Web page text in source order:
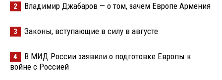
2 Владимир Джабаров — о том, зачем Европе Армения
3 Законы, вступающие в силу в августе
4
В МИД России заявили о подготовке Европы к
войне с Россией